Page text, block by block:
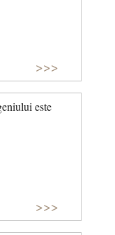
>>>
este
>>>